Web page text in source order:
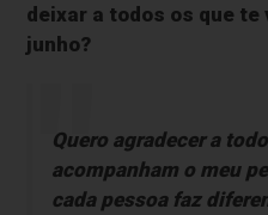
deixar a todos os que te
junho?
Quero agradecer a
acompanham o meu
cada pessoa faz